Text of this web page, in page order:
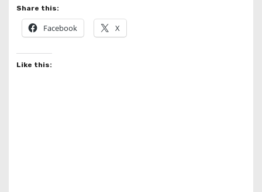
Share this:
Facebook X
Like this: